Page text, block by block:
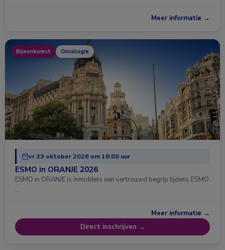
Meer informatie →
Bijeenkomst Oncologie
vr 23 oktober 2026 om 18:00 uur
ESMO in ORANJE 2026
ESMO in ORANJE is inmiddels een vertrouwd begrip tijdens ESMO
…
Meer informatie →
Direct inschrijven →